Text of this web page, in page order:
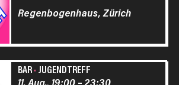
Regenbogenhaus, Zürich
BAR· JUGENDTREFF
11. Aug., 19:00–23:30